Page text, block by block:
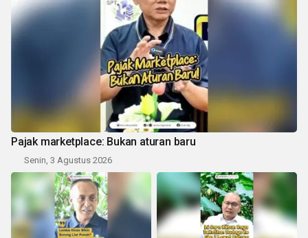
Pajak marketplace: Bukan aturan baru
Senin, 3 Agustus 2026